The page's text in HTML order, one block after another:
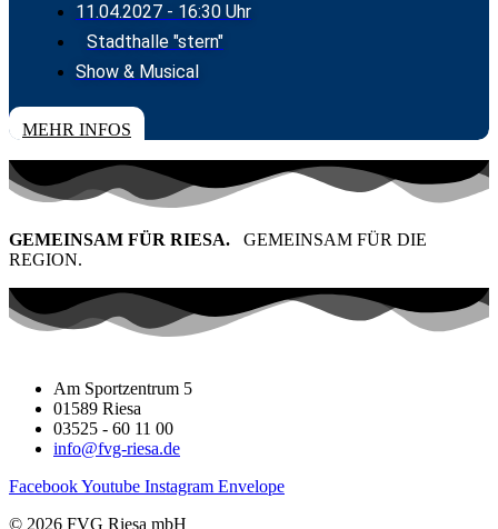
11.04.2027 - 16:30 Uhr
Stadthalle "stern"
Show & Musical
TICKETS
MEHR INFOS
GEMEINSAM FÜR RIESA. GEMEINSAM FÜR DIE
REGION.
Am Sportzentrum 5
01589 Riesa
03525 - 60 11 00
info@fvg-riesa.de
FacebookYoutube Instagram Envelope
© 2026 FVG Riesa mbH